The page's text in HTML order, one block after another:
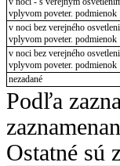
vplyvom poveter. podmienok
v noci bez verejného
vplyvom poveter. podmienok
v noci bez verejného
vplyvom poveter. podmienok
nezadané
Podľa
Ostatné sú